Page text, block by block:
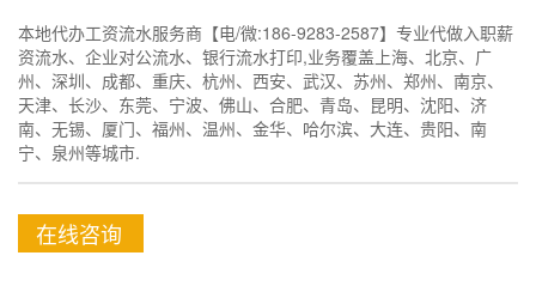
本地代办工资流水服务商【电/微:186-9283-2587】专业代做入职薪
资流水、企业对公流水、银行流水打印,业务覆盖上海、北京、广
州、深圳、成都、重庆、杭州、西安、武汉、苏州、郑州、南京、
天津、长沙、东莞、宁波、佛山、合肥、青岛、昆明、沈阳、济
南、无锡、厦门、福州、温州、金华、哈尔滨、大连、贵阳、南
宁、泉州等城市.
在线咨询